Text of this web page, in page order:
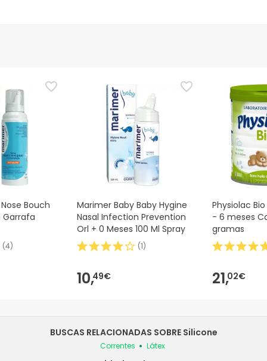
Bouch
Garrafa
(4)
Marimer Baby Baby Hygine
Nasal Infection Prevention
Orl + 0 Meses 100 Ml Spray
(1)
10,49€
Physiolac
- 6 meses
gramas
21,02€
BUSCAS RELACIONADAS SOBRE Silicone
Correntes Látex